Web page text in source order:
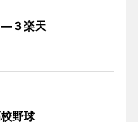
―３楽天
野球